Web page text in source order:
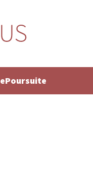
ePoursuite